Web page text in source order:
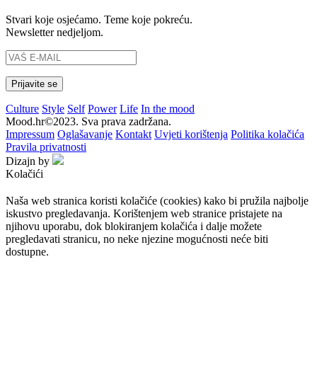
Stvari koje osjećamo. Teme koje pokreću.
Newsletter nedjeljom.
Culture Style Self Power Life In the mood
Mood.hr©2023. Sva prava zadržana.
Impressum Oglašavanje Kontakt Uvjeti korištenja Politika kolačića
Pravila privatnosti
Dizajn by
Kolačići
Naša web stranica koristi kolačiće (cookies) kako bi pružila najbolje
iskustvo pregledavanja. Korištenjem web stranice pristajete na
njihovu uporabu, dok blokiranjem kolačića i dalje možete
pregledavati stranicu, no neke njezine mogućnosti neće biti
dostupne.